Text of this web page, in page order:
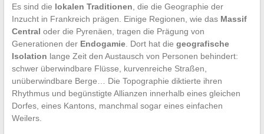
Es sind die lokalen Traditionen , die die Geographie der
Inzucht in Frankreich prägen. Einige Regionen, wie das Massif
Central oder die Pyrenäen, tragen die Prägung von
Generationen der Endogamie. Dort hat die geografische
Isolation lange Zeit den Austausch von Personen behindert:
schwer überwindbare Flüsse, kurvenreiche Straßen,
unüberwindbare Berge… Die Topographie diktierte ihren
Rhythmus und begünstigte Allianzen innerhalb eines gleichen
Dorfes, eines Kantons, manchmal sogar eines einfachen
Weilers.